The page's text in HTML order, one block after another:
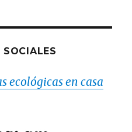
SOCIALES
ecológicas en casa